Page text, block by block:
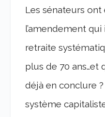
Les sénateurs ont
l’amendement
retraite
plus de 70 ans…et
déjà en conclure
système